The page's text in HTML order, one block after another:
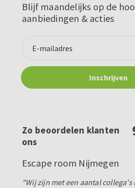
Blijf maandelijks op de
aanbiedingen & acties
Zo beoordelen klanten
ons
Escape room Nijmegen
"Wij zijn met een aantal collega's